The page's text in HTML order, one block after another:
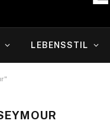
LEBENSSTIL